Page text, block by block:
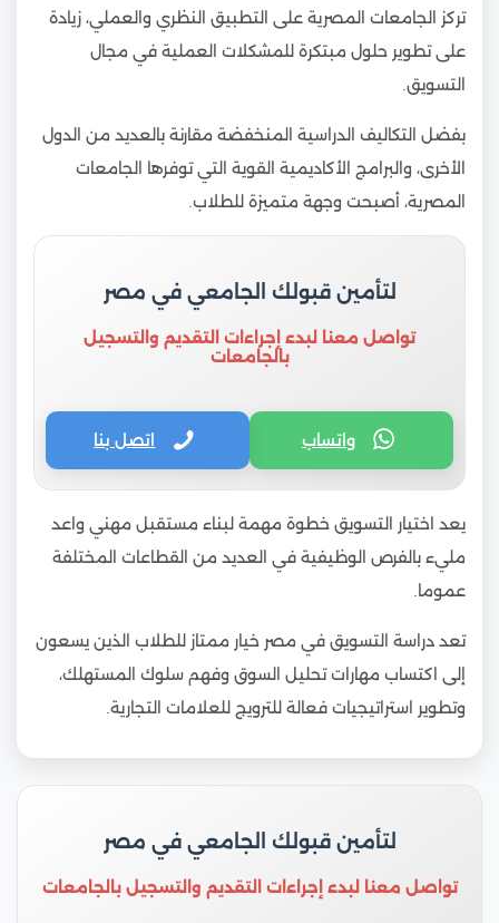
تركز الجامعات المصرية على التطبيق النظري والعملي، زيادة
على تطوير حلول مبتكرة للمشكلات العملية في مجال
التسويق.
بفضل التكاليف الدراسية المنخفضة مقارنة بالعديد من الدول
الأخرى، والبرامج الأكاديمية القوية التي توفرها الجامعات
المصرية، أصبحت وجهة متميزة للطلاب.
لتأمين قبولك الجامعي في مصر
تواصل معنا لبدء إجراءات التقديم والتسجيل
بالجامعات
واتساب اتصل بنا
يعد اختيار التسويق خطوة مهمة لبناء مستقبل مهني واعد
مليء بالفرص الوظيفية في العديد من القطاعات المختلفة
عموما.
تعد دراسة التسويق في مصر خيار ممتاز للطلاب الذين يسعون
إلى اكتساب مهارات تحليل السوق وفهم سلوك المستهلك،
وتطوير استراتيجيات فعالة للترويج للعلامات التجارية.
لتأمين قبولك الجامعي في مصر
تواصل معنا لبدء إجراءات التقديم والتسجيل بالجامعات